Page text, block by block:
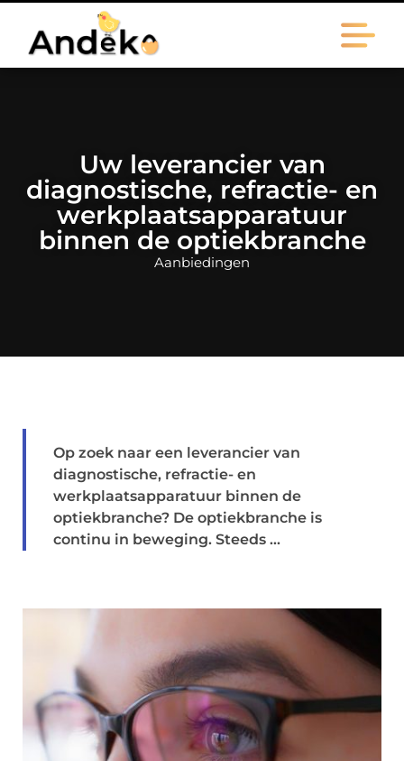
Uw leverancier van
diagnostische, refractie- en
werkplaatsapparatuur
binnen de optiekbranche
Aanbiedingen
Op zoek naar een leverancier van
diagnostische, refractie- en
werkplaatsapparatuur binnen de
optiekbranche? De optiekbranche is
continu in beweging. Steeds ...